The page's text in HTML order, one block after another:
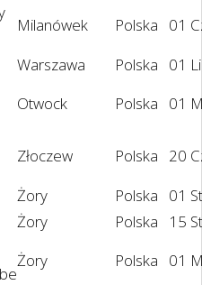
Milanówek Polska
01
Warszawa Polska
01
Otwock Polska 01
Złoczew Polska
20
Żory Polska
01
Żory Polska
15
Żory Polska 01